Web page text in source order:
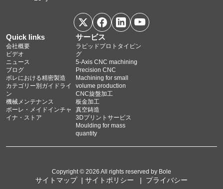
Quick links
会社概要
ビデオ
ニュース
ブログ
ボレにおける精密製造
カテゴリー別ガイドライ
ン
機械メンテナンス
ボーレ・メイドインチャ
イナ・ストア
サービス
ラピッドプロトタイピン
グ
5‑Axis CNC machining
Precision CNC
Machining for small
volume production
CNC旋盤加工
板金加工
真空鋳造
3Dプリントサービス
Moulding for mass
quantity
Copyright © 2026 All rights reserved by Bole
サイトマップ | サイトポリシー | プライバシー